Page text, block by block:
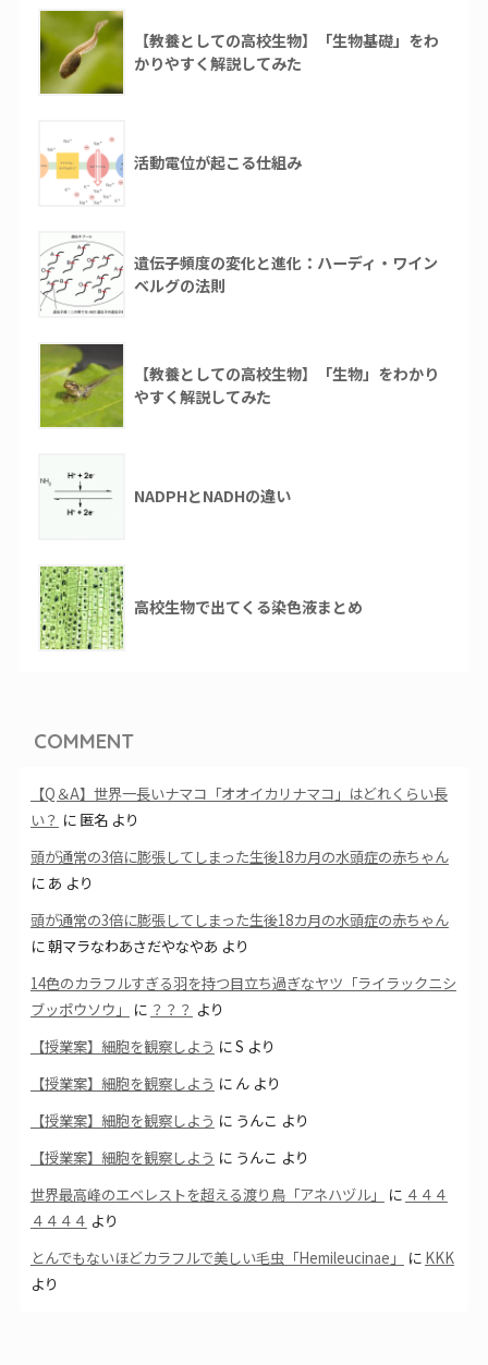
【教養としての高校生物】「生物基礎」をわ
かりやすく解説してみた
活動電位が起こる仕組み
遺伝子頻度の変化と進化：ハーディ・ワイン
ベルグの法則
【教養としての高校生物】「生物」をわかり
やすく解説してみた
NADPHとNADHの違い
高校生物で出てくる染色液まとめ
COMMENT
【Q＆A】世界一長いナマコ「オオイカリナマコ」はどれくらい長
い？ に 匿名より
頭が通常の3倍に膨張してしまった生後18カ月の水頭症の赤ちゃん
に あ より
頭が通常の3倍に膨張してしまった生後18カ月の水頭症の赤ちゃん
に朝マラなわあさだやなやあ より
14色のカラフルすぎる羽を持つ目立ち過ぎなヤツ「ライラックニシ
ブッポウソウ」
に ？？？ より
【授業案】細胞を観察しよう にS より
【授業案】細胞を観察しよう に んより
【授業案】細胞を観察しよう に うんこ より
【授業案】細胞を観察しよう に うんこ より
世界最高峰のエベレストを超える渡り鳥「アネハヅル」
に ４４４
４４４４ より
とんでもないほどカラフルで美しい毛虫「Hemileucinae」
に KKK
より